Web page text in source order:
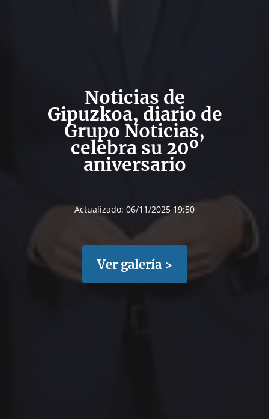
Noticias de
Gipuzkoa, diario de
Grupo Noticias,
celebra su 20º
aniversario
Actualizado: 06/11/2025 19:50
Ver galería >